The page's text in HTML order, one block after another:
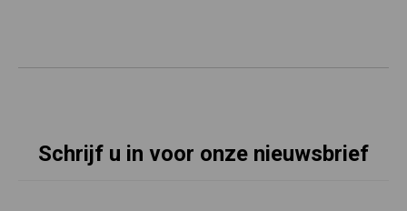
Schrijf u in voor onze nieuwsbrief